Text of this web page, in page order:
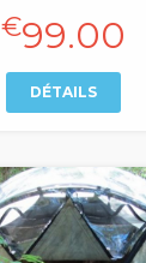
€99.00
DÉTAILS